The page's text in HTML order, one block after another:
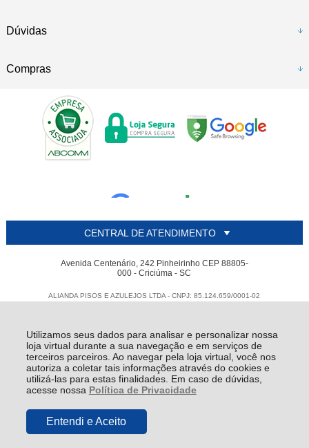
Utilizamos seus dados para analisar e personalizar nossa
loja virtual durante a sua navegação e em serviços de
terceiros parceiros. Ao navegar pela loja virtual, você nos
autoriza a coletar tais informações através do cookies e
utilizá-las para estas finalidades. Em caso de dúvidas,
acesse nossa Política de Privacidade
Entendi e Aceito
Dúvidas
Compras
CENTRAL DE ATENDIMENTO
Avenida Centenário, 242 Pinheirinho CEP 88805-
000 - Criciúma - SC
ALIANDA PISOS E AZULEJOS LTDA - CNPJ: 85.124.659/0001-02